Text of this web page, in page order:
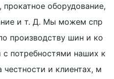
оборудование,
и т. Д. Мы можем спр
производству шин и ко
с потребностями наших к
и клиентах, м